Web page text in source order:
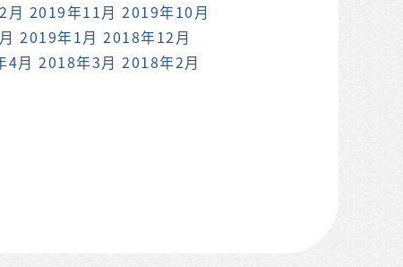
月 2019年11月 2019年10月
2019年1月 2018年12月
4月 2018年3月 2018年2月